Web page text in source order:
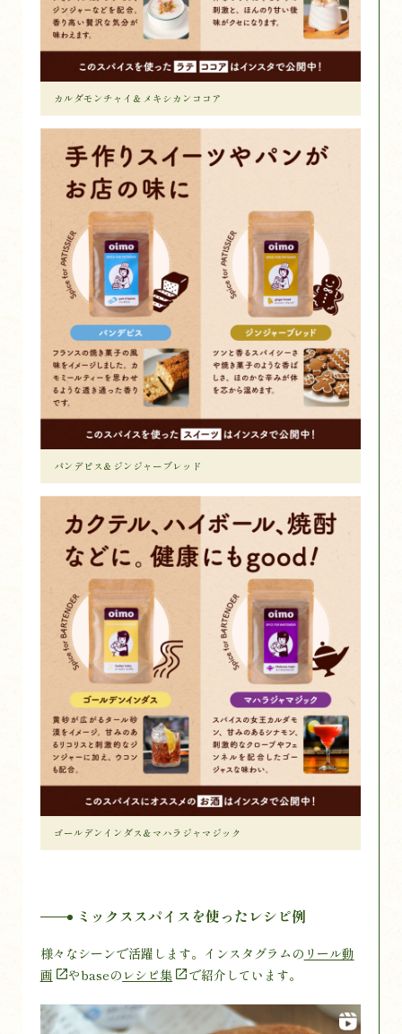
カルダモンチャイ＆メキシカンココア
パンデピス＆ジンジャーブレッド
ゴールデンインダス＆マハラジャマジック
ミックススパイスを使ったレシピ例
様々なシーンで活躍します。インスタグラムの リール動
画
やbaseの レシピ集 で紹介しています。